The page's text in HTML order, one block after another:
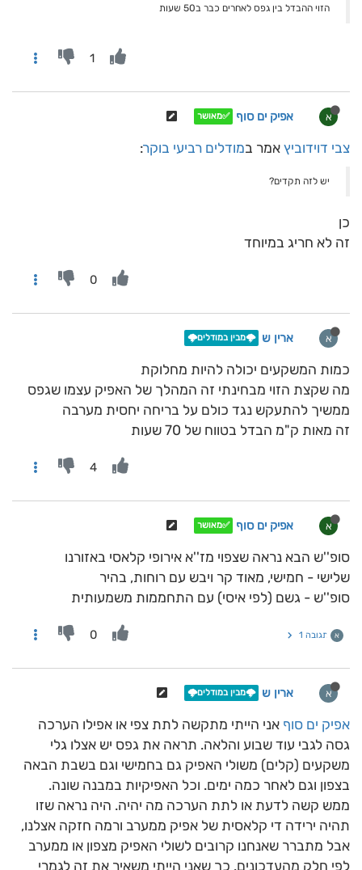
הזוי ההבדל בין גפס לאחרים כבר ב50 שעות
1
א אפיק ים סוף ✅מאושר
צבי דוידוביץ אמר במודלים רביעי בוקר:
יש לזה תקדים?
כן
זה לא חריג במיוחד
0
א ארין ש 🌩️מבין במודלים🌩️
כמות המשקעים יכולה להיות מחלוקת
מה שקצת הזוי מבחינתי זה המהלך של האפיק עצמו שגפס
ממשיך להתעקש נגד כולם על בריחה יחסית מערבה
זה מאות ק"מ הבדל בטווח של 70 שעות
4
א אפיק ים סוף ✅מאושר
סופ''ש הבא נראה שצפוי מז''א אירופי קלאסי באזורנו
שלישי - חמישי, מאוד קר ויבש עם רוחות, בהיר
סופ''ש - גשם (לפי איסי) עם התחממות משמעותית
א תגובה 1 0
א ארין ש 🌩️מבין במודלים🌩️
אפיק ים סוף אני הייתי מתקשה לתת צפי או אפילו הערכה
גסה לגבי עוד שבוע והלאה. תראה את גפס יש אצלו גלי
משקעים (קלים) משולי האפיק גם בחמישי וגם בשבת הבאה
בצפון וגם לאחר כמה ימים. וכל האפיקיות במבנה שונה.
ממש קשה לדעת או לתת הערכה מה יהיה. היה נראה שזו
תהיה ירידה די קלאסית של אפיק ממערב ורמה חזקה אצלנו,
אבל מתברר שאנחנו קרובים לשולי האפיק מצפון או ממערב
לפי חלק מהעדכונים. כך שאני הייתי משאיר את זה לגמרי